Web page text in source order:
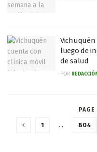
luego de
de salud
POR
1 … 804